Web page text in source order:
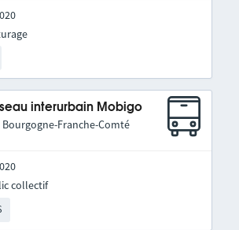
interurbain Mobigo
Bourgogne-Franche-Comté
collectif